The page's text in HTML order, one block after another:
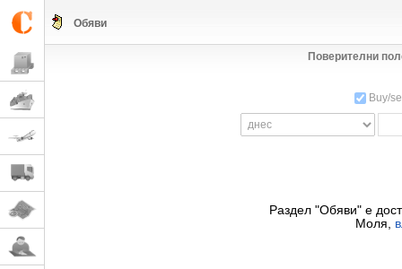
Обяви
Поверителни
Buy/
Раздел "Обяви" е
Моля,